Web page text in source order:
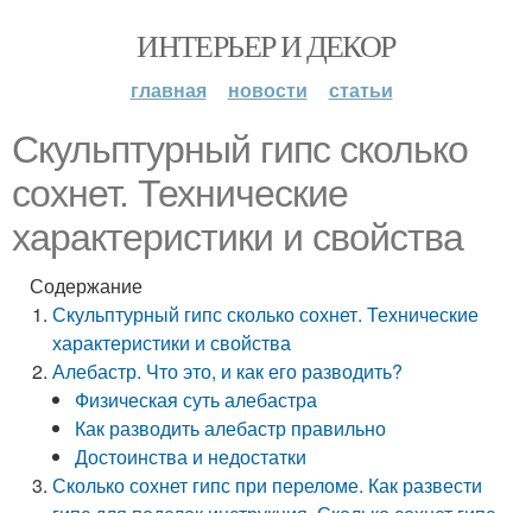
ИНТЕРЬЕР И ДЕКОР
главная новости статьи
Скульптурный гипс сколько
сохнет. Технические
характеристики и свойства
Содержание
Скульптурный гипс сколько сохнет. Технические
характеристики и свойства
Алебастр. Что это, и как его разводить?
Физическая суть алебастра
Как разводить алебастр правильно
Достоинства и недостатки
Сколько сохнет гипс при переломе. Как развести